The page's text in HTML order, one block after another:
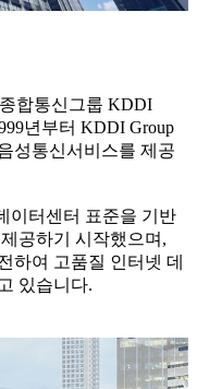
합통신그룹 KDDI
년부터 KDDI Group
성통신서비스를 제공
이터센터 표준을 기반
공하기 시작했으며,
하여 고품질 인터넷 데
있습니다.